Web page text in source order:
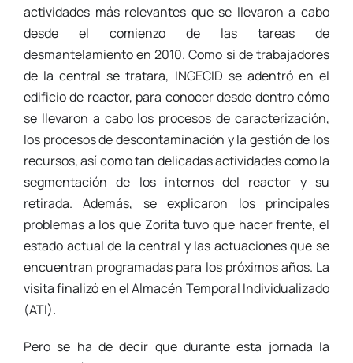
actividades más relevantes que se llevaron a cabo
desde el comienzo de las tareas de
desmantelamiento en 2010. Como si de trabajadores
de la central se tratara, INGECID se adentró en el
edificio de reactor, para conocer desde dentro cómo
se llevaron a cabo los procesos de caracterización,
los procesos de descontaminación y la gestión de los
recursos, así como tan delicadas actividades como la
segmentación de los internos del reactor y su
retirada. Además, se explicaron los principales
problemas a los que Zorita tuvo que hacer frente, el
estado actual de la central y las actuaciones que se
encuentran programadas para los próximos años. La
visita finalizó en el Almacén Temporal Individualizado
(ATI).
Pero se ha de decir que durante esta jornada la